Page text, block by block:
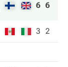
6 6
3 2